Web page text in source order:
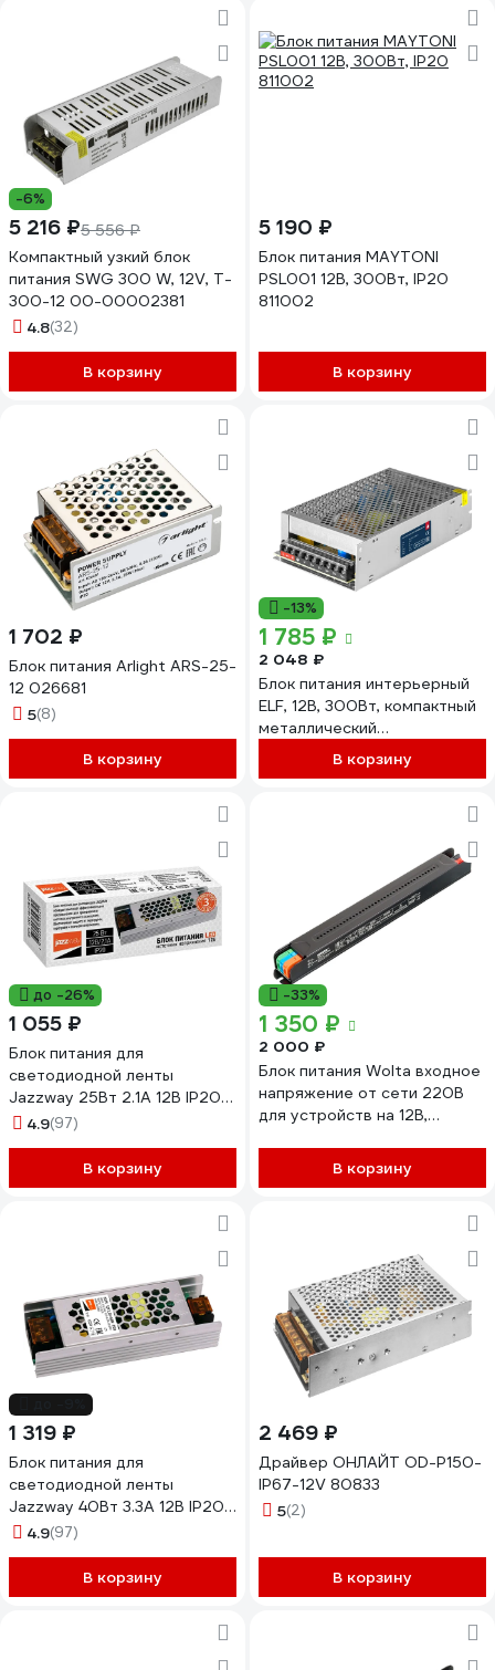
-6%
5 216 ₽5 556 ₽
Компактный узкий блок
питания SWG 300 W, 12V, T-
300-12 00-00002381
4.8(32)
В корзину
5 190 ₽
Блок питания MAYTONI
PSL001 12В, 300Вт, IP20
811002
В корзину
1 702 ₽
Блок питания Arlight ARS-25-
12 026681
5(8)
В корзину
-13%
1 785 ₽
2 048 ₽
Блок питания интерьерный
ELF, 12В, 300Вт, компактный
металлический
перфорированный корпус,
кулер (JH) ELF-
В корзину
до -26%
1 055 ₽
Блок питания для
светодиодной ленты
Jazzway 25Вт 2.1А 12В IP20
BSPS 3329341A
4.9(97)
В корзину
-33%
1 350 ₽
2 000 ₽
Блок питания Wolta входное
напряжение от сети 220В
для устройств на 12В,
артикул LD-200W/03-12V
В корзину
1 319 ₽
Блок питания для
светодиодной ленты
Jazzway 40Вт 3.3А 12В IP20
BSPS 3329334A
4.9(97)
В корзину
2 469 ₽
Драйвер ОНЛАЙТ OD-P150-
IP67-12V 80833
5(2)
В корзину